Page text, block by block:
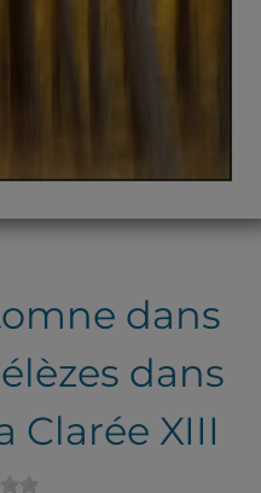
dans
dans
Clarée XIII